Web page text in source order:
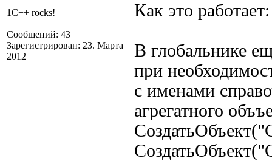
1C++ rocks!
Сообщений: 43
Зарегистрирован: 23. Марта
2012
Как это работает:
В глобальнике
при
с именами
агрегатного